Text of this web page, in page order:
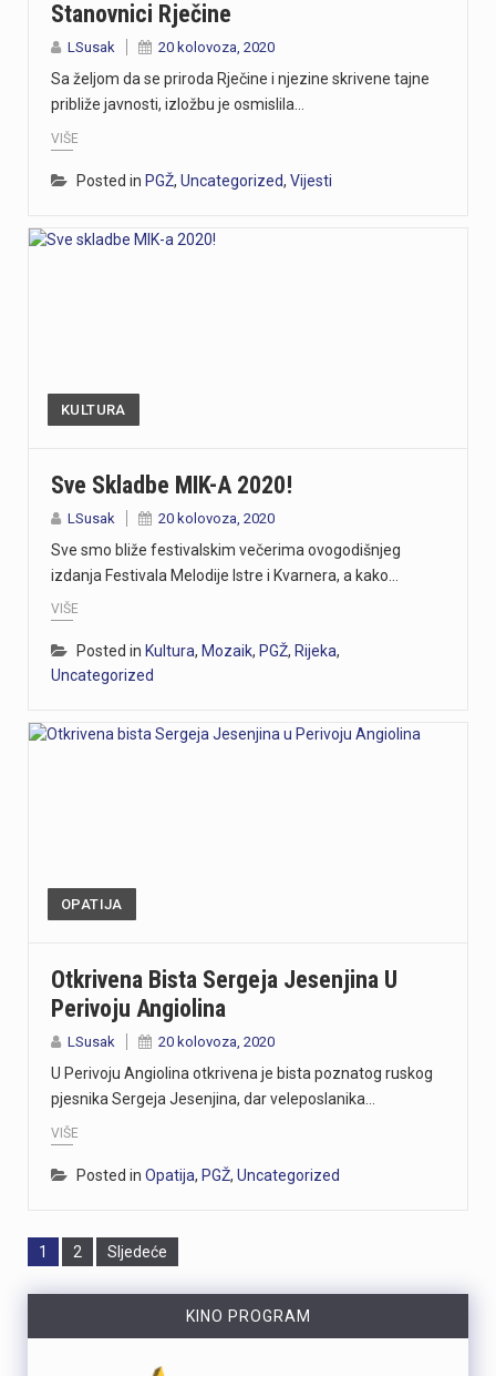
Stanovnici Rječine
LSusak 20 kolovoza, 2020
Sa željom da se priroda Rječine i njezine skrivene tajne
približe javnosti, izložbu je osmislila…
VIŠE
Posted in PGŽ, Uncategorized, Vijesti
KULTURA
Sve Skladbe MIK-A 2020!
LSusak 20 kolovoza, 2020
Sve smo bliže festivalskim večerima ovogodišnjeg
izdanja Festivala Melodije Istre i Kvarnera, a kako…
VIŠE
Posted in Kultura, Mozaik, PGŽ, Rijeka,
Uncategorized
OPATIJA
Otkrivena Bista Sergeja Jesenjina U
Perivoju Angiolina
LSusak 20 kolovoza, 2020
U Perivoju Angiolina otkrivena je bista poznatog ruskog
pjesnika Sergeja Jesenjina, dar veleposlanika…
VIŠE
Posted in Opatija, PGŽ, Uncategorized
Page
1 Page
2 Sljedeće
KINO PROGRAM